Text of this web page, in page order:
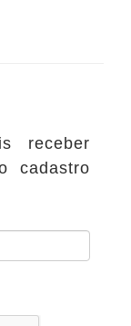
receber
cadastro